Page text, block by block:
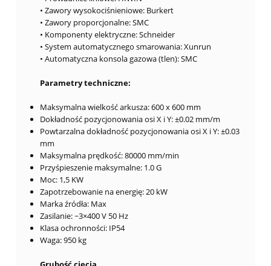
• Zawory wysokociśnieniowe: Burkert
• Zawory proporcjonalne: SMC
• Komponenty elektryczne: Schneider
• System automatycznego smarowania: Xunrun
• Automatyczna konsola gazowa (tlen): SMC
Parametry techniczne:
Maksymalna wielkość arkusza: 600 x 600 mm
Dokładność pozycjonowania osi X i Y: ±0.02 mm/m
Powtarzalna dokładność pozycjonowania osi X i Y: ±0.03
mm
Maksymalna prędkość: 80000 mm/min
Przyśpieszenie maksymalne: 1.0 G
Moc: 1,5 KW
Zapotrzebowanie na energię: 20 kW
Marka źródła: Max
Zasilanie: ~3×400 V 50 Hz
Klasa ochronności: IP54
Waga: 950 kg